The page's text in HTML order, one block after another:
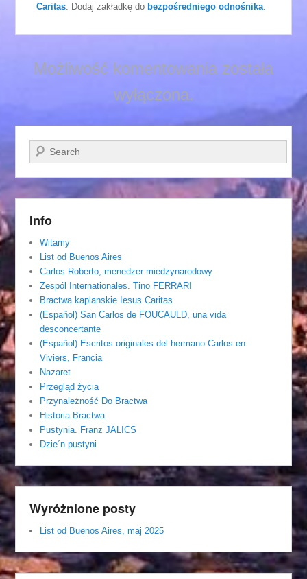
Caritas . Dodaj zakładkę do bezpośredniego odnośnika
Możliwość komentowania została
wyłączona.
Szukaj
Info
Witamy
List od Buenos Aires
Carlos Roberto, menedzer miedzynarodowy
Zespól Internationales. Tino FERRARI
Bractwa kaplanskie Iesus Caritas
(Español) San Carlos de FOUCAULD, una vida
desconcertante
(Español) Escritos originales del hermano Carlos en
Viviers, Francia
Nazaret
Przegląd życia
Przynależność Do Bractwa
Historia Bractwa
Pustynia. Franz JALICS
Dzie´n pustyni
Wyróżnione posty
List od Buenos Aires, maj 2025